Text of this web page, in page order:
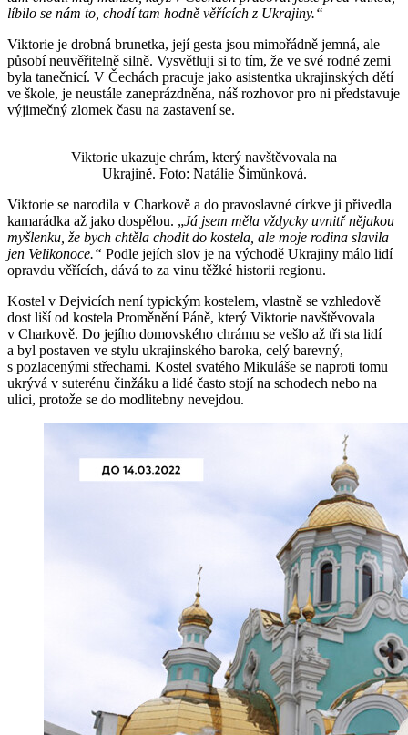
líbilo se nám to, chodí tam hodně věřících z Ukrajiny.“
Viktorie je drobná brunetka, její gesta jsou mimořádně jemná, ale
působí neuvěřitelně silně. Vysvětluji si to tím, že ve své rodné zemi
byla tanečnicí. V Čechách pracuje jako asistentka ukrajinských dětí
ve škole, je neustále zaneprázdněna, náš rozhovor pro ni představuje
výjimečný zlomek času na zastavení se.
Viktorie ukazuje chrám, který navštěvovala na
Ukrajině. Foto: Natálie Šimůnková.
Viktorie se narodila v Charkově a do pravoslavné církve ji přivedla
kamarádka až jako dospělou. „Já jsem měla vždycky uvnitř nějakou
myšlenku, že bych chtěla chodit do kostela, ale moje rodina slavila
jen Velikonoce.“ Podle jejích slov je na východě Ukrajiny málo lidí
opravdu věřících, dává to za vinu těžké historii regionu.
Kostel v Dejvicích není typickým kostelem, vlastně se vzhledově
dost liší od kostela Proměnění Páně, který Viktorie navštěvovala
v Charkově. Do jejího domovského chrámu se vešlo až tři sta lidí
a byl postaven ve stylu ukrajinského baroka, celý barevný,
s pozlacenými střechami. Kostel svatého Mikuláše se naproti tomu
ukrývá v suterénu činžáku a lidé často stojí na schodech nebo na
ulici, protože se do modlitebny nevejdou.